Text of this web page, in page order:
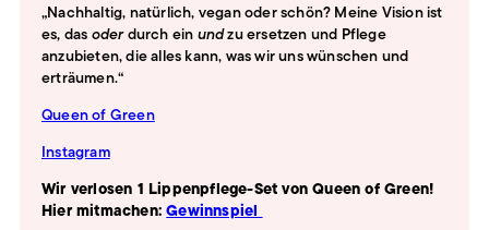
„Nachhaltig, natürlich, vegan oder schön? Meine Vision ist
es, das oder durch ein undzu ersetzen und Pflege
anzubieten, die alles kann, was wir uns wünschen und
erträumen.“
Queen of Green
Instagram
Wir verlosen 1 Lippenpflege-Set von Queen of Green!
Hier mitmachen:Gewinnspiel